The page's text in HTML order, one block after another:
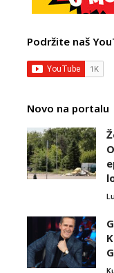
Podržite naš
Novo na portalu